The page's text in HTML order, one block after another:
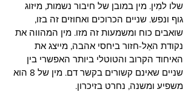
שלו למִין. מין במובן של חיבור נשמות, מיזוג
גוף ונפש. שניים הכרוכים ואחוזים זה בזו,
שואבים כוח ומשמעות זה מזו. מין המהווה את
נקודת האַל-חזור ביחסי אהבה, מייצג את
האיחוד הקרוב והטוטלי ביותר האפשרי בין
שניים שאינם קשורים בקשר דם. מין של 8 הוא
משפיע ומשנה, נחרט בזיכרון.